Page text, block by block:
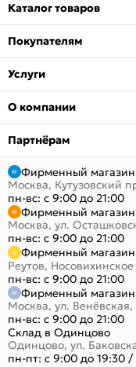
Каталог товаров
Покупателям
Услуги
О компании
Партнёрам
Фирменный магазин
Москва, Кутузовский
пн-вс: с 9:00 до 21:00
Фирменный
Москва, ул.
пн-вс: с 9:00 до 21:00
Фирменный
Реутов,
пн-вс: с 9:00 до 21:00
Фирменный магазин
Москва, ул. Венёвская,
пн-вс: с 9:00 до 21:00
Склад в Одинцово
Одинцово, ул.
пн-пт: с 9:00 до 19:30 /